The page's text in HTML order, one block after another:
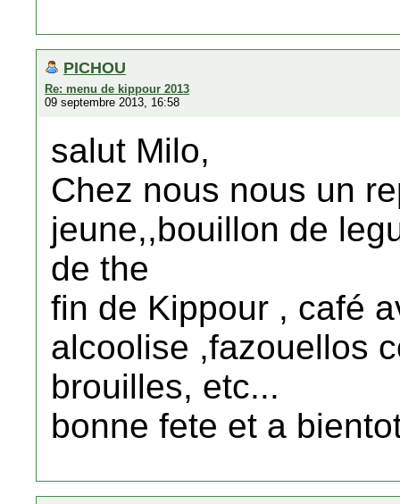
PICHOU
Re: menu de kippour 2013
09 septembre 2013, 16:58
salut Milo,
Chez nous nous un
jeune,,bouillon de
de the
fin de Kippour , café
alcoolise ,fazouellos
brouilles, etc...
bonne fete et a